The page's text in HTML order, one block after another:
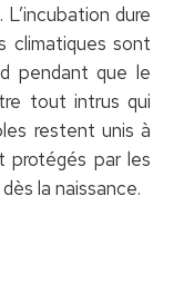
dure
climatiques sont
pendant que le
tout intrus qui
restent unis à
par les
la naissance.